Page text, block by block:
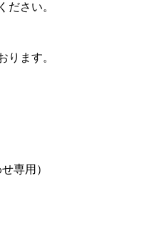
ださい。
ります。
専用）